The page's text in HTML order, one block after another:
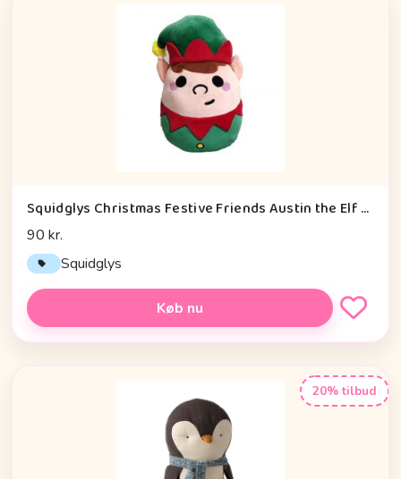
Squidglys Christmas Festive Friends Austin the Elf Plush Toy - Bamse
90 kr.
Squidglys
Køb nu
20% tilbud